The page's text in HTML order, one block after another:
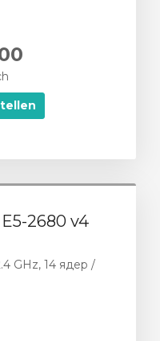
2680 v4
GHz, 14 ядер /